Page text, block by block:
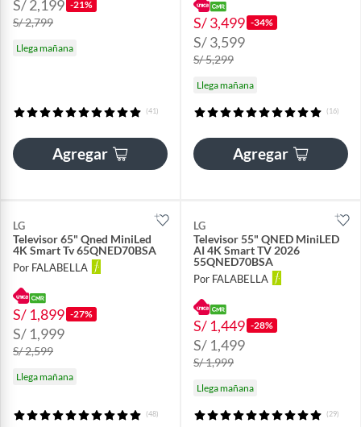
S/ 2,199 -21%
S/ 2,799
Llega mañana
(41)
Agregar
S/ 3,499 -34%
S/ 3,599
S/ 5,299
Llega mañana
(16)
Agregar
LG
Televisor 65" Qned MiniLed
4K Smart Tv 65QNED70BSA
Por FALABELLA
S/ 1,899 -27%
S/ 1,999
S/ 2,599
Llega mañana
(48)
LG
Televisor 55" QNED MiniLED
AI 4K Smart TV 2026
55QNED70BSA
Por FALABELLA
S/ 1,449 -28%
S/ 1,499
S/ 1,999
Llega mañana
(29)